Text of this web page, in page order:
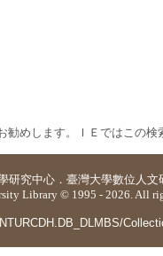
めします。ＩＥではこの検
研究中心 ． 臺灣大學數位人文
Library © 1995 - 2026. All